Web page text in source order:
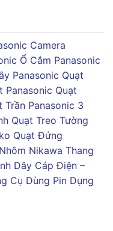
Camera
Ổ Cắm Panasonic
Panasonic Quạt
Panasonic Quạt
Trần Panasonic 3
Quạt Treo Tường
Quạt Đứng
Nikawa Thang
Dây Cáp Điện –
Cụ Dùng Pin Dụng